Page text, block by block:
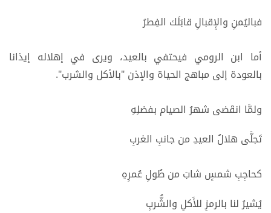
فباليُمنِ والإِقبالِ قابَلَك الفِطرُ
أما ابن الرومي فيحتفي بالعيد، ويرى في إهلاله إيذانا
بالعودة إلى مباهج الحياة والإذن "بالأكل والشرب".
ولمَّا انقَضى شهرُ الصيام بفضلِهِ
تَجلَّى هلالُ العيدِ من جانبِ الغربِ
كحاجِبِ شمسٍ شابَ من طُولِ عُمرِهِ
يُشيرُ لنا بالرمزِ للأَكلِ والشُّربِ